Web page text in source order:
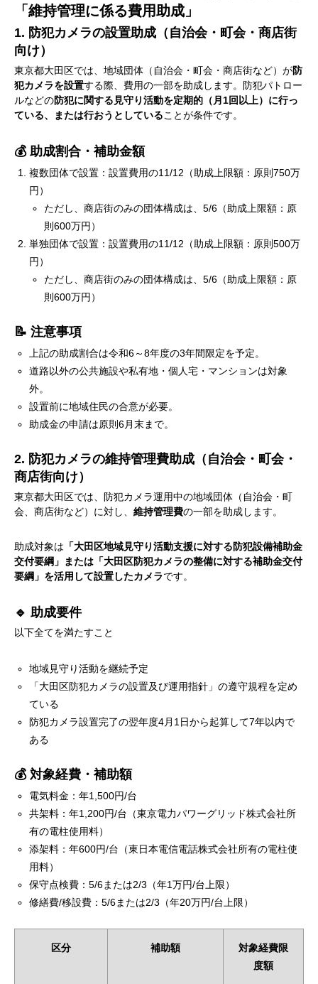
「維持管理に係る費用助成」
1. 防犯カメラの設置助成（自治会・町会・商店街
向け）
東京都大田区では、地域団体（自治会・町会・商店街など）が防
犯カメラを設置する際、費用の一部を助成します。防犯パトロー
ルなどの防犯に関する見守り活動を定期的（月1回以上）に行っ
ている、または行おうとしていることが条件です。
💰 助成割合・補助金額
複数団体で設置：設置費用の11/12（助成上限額：原則750万
円）
ただし、商店街のみの団体構成は、5/6（助成上限額：原
則600万円）
単独団体で設置：設置費用の11/12（助成上限額：原則500万
円）
ただし、商店街のみの団体構成は、5/6（助成上限額：原
則600万円）
📝 注意事項
上記の助成割合は令和6～8年度の3年間限定を予定。
道路以外の公共施設や私有地・個人宅・マンションは対象
外。
設置前に地域住民の合意が必要。
助成金の申請は原則6月末まで。
2. 防犯カメラの維持管理費助成（自治会・町会・
商店街向け）
東京都大田区では、防犯カメラ運用中の地域団体（自治会・町
会、商店街など）に対し、 維持管理費の一部を助成します。
助成対象は 「大田区地域見守り活動支援に対する防犯設備補助金
交付要綱」または「大田区防犯カメラの整備に対する補助金交付
要綱」を活用して設置したカメラです。
🔹 助成要件
以下全てを満たすこと
地域見守り活動を継続予定
「大田区防犯カメラの設置及び運用指針」の遵守規程を定め
ている
防犯カメラ設置完了の翌年度4月1日から起算して7年以内で
ある
💰 対象経費・補助額
電気料金：年1,500円/台
共架料：年1,200円/台（東京電力パワーグリッド株式会社所
有の電柱使用料）
添架料：年600円/台（東日本電信電話株式会社所有の電柱使
用料）
保守点検費：5/6または2/3（年1万円/台上限）
修繕費/移設費：5/6または2/3（年20万円/台上限）
区分 補助額
対象経費限
度額